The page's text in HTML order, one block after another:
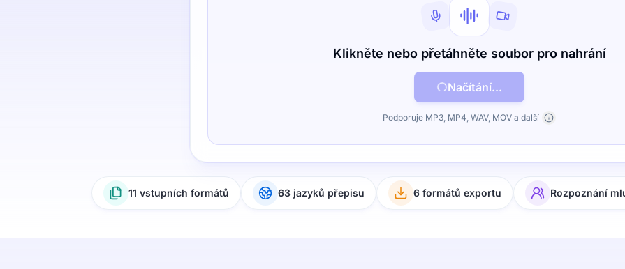
Klikněte nebo přetáhněte soubor pro nahrání
Načítání...
Podporuje MP3, MP4, WAV, MOV a další
11 vstupních formátů 63 jazyků přepisu 6 formátů exportu Rozpoznání